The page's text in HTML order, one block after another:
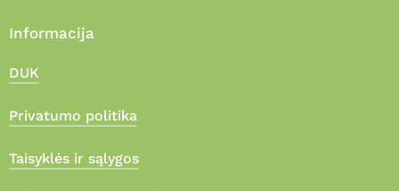
Informacija
DUK
Privatumo politika
Taisyklės ir sąlygos